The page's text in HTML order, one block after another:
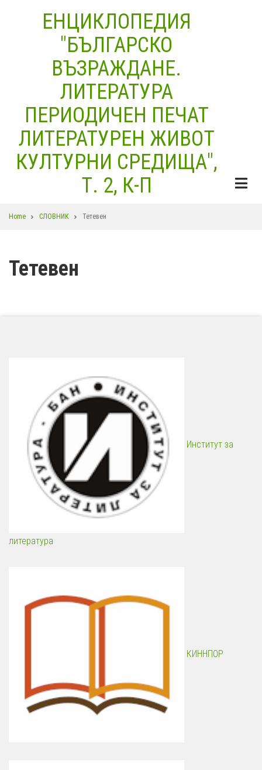
ЕНЦИКЛОПЕДИЯ
"БЪЛГАРСКО
ВЪЗРАЖДАНЕ.
ЛИТЕРАТУРА
ПЕРИОДИЧЕН ПЕЧАТ
ЛИТЕРАТУРЕН ЖИВОТ
КУЛТУРНИ СРЕДИЩА",
Т. 2, К-П
Breadcrumb
Home СЛОВНИК Тетевен
Тетевен
Институт за
литература
КИННПОР